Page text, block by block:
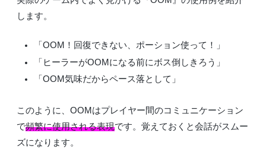
します。
「OOM！回復できない、ポーション使って！」
「ヒーラーがOOMになる前にボス倒しきろう」
「OOM気味だからペース落として」
このように、OOMはプレイヤー間のコミュニケーション
で頻繁に使用される表現です。覚えておくと会話がスムー
ズになります。